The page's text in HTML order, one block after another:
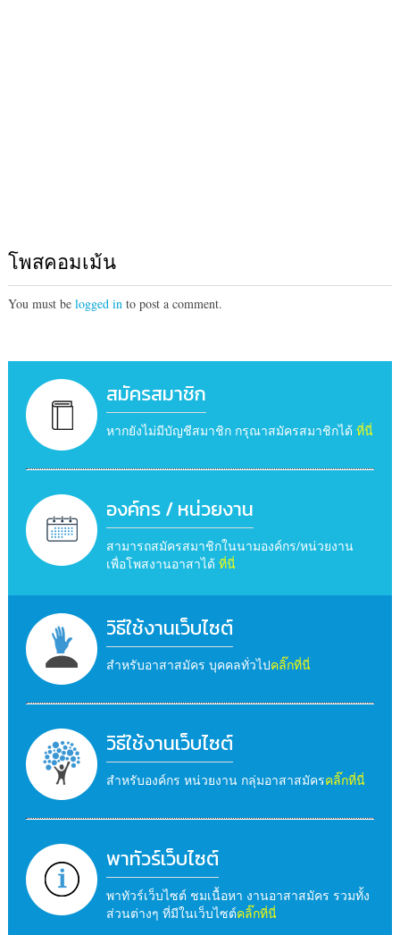
โพสคอมเม้น
You must be logged into post a comment.
สมัครสมาชิก
หากยังไม่มีบัญชีสมาชิก กรุณาสมัครสมาชิกได้ ที่นี่
องค์กร / หน่วยงาน
สามารถสมัครสมาชิกในนามองค์กร/หน่วยงาน
เพื่อโพสงานอาสาได้ ที่นี่
วิธีใช้งานเว็บไซต์
สำหรับอาสาสมัคร บุคคลทั่วไปคลิ๊กที่นี่
วิธีใช้งานเว็บไซต์
สำหรับองค์กร หน่วยงาน กลุ่มอาสาสมัครคลิ๊กที่นี่
พาทัวร์เว็บไซต์
พาทัวร์เว็บไซต์ ชมเนื้อหา งานอาสาสมัคร รวมทั้ง
ส่วนต่างๆ ที่มีในเว็บไซต์คลิ๊กที่นี่